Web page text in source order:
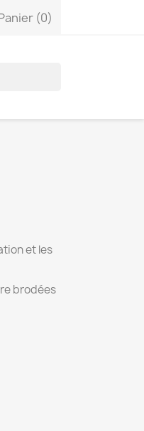
(0)
et les
brodées